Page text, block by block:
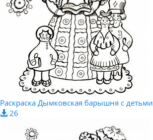
Раскраска Дымковская барышня с детьми
26